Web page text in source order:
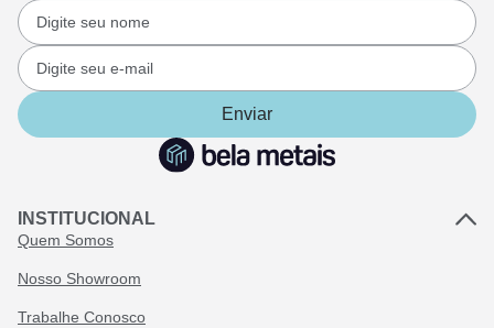
Enviar
INSTITUCIONAL
Quem Somos
Nosso Showroom
Trabalhe Conosco